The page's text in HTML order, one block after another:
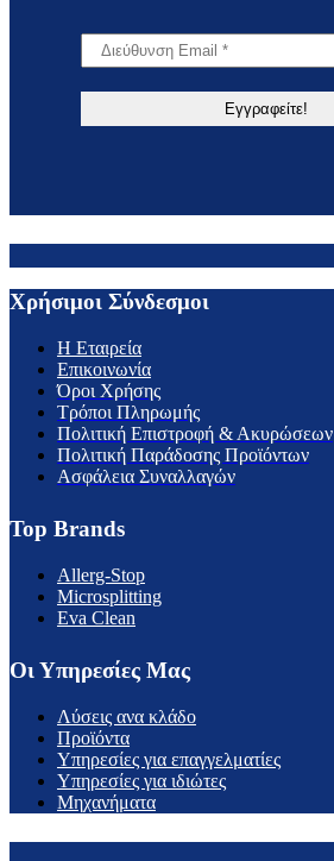
Χρήσιμοι Σύνδεσμοι
H Εταιρεία
Επικοινωνία
Όροι Χρήσης
Τρόποι Πληρωμής
Πολιτική Επιστροφή & Ακυρώσεων
Πολιτική Παράδοσης Προϊόντων
Ασφάλεια Συναλλαγών
Top Brands
Allerg-Stop
Microsplitting
Eva Clean
Οι Υπηρεσίες Μας
Λύσεις ανα κλάδο
Προϊόντα
Υπηρεσίες για επαγγελματίες
Υπηρεσίες για ιδιώτες
Μηχανήματα